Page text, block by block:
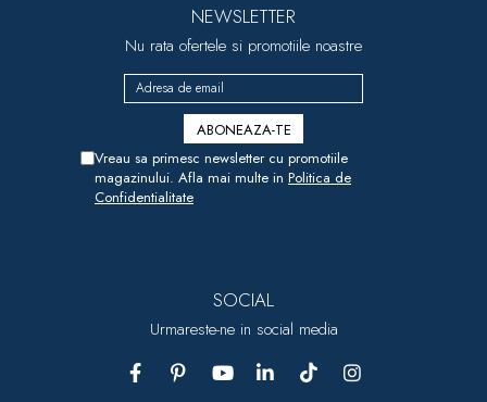
NEWSLETTER
Nu rata ofertele si promotiile noastre
Vreau sa primesc newsletter cu promotiile
magazinului. Afla mai multe in Politica de
Confidentialitate
SOCIAL
Urmareste-ne in social media